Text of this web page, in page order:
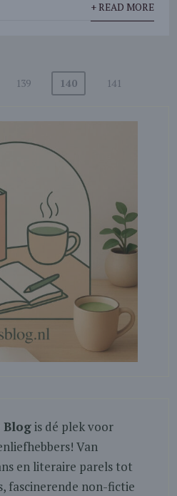
+ READ MORE
139 140 141
Blogis dé plek voor
Van
en literaire parels tot
fascinerende non-fictie